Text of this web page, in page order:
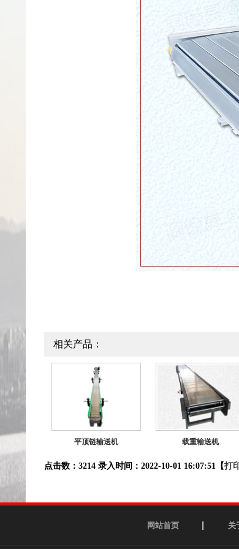
相关产品：
平顶链输送机 载重输送机
点击数：3214 录入时间：2022-10-01 16:07:51【打
网站首页 关